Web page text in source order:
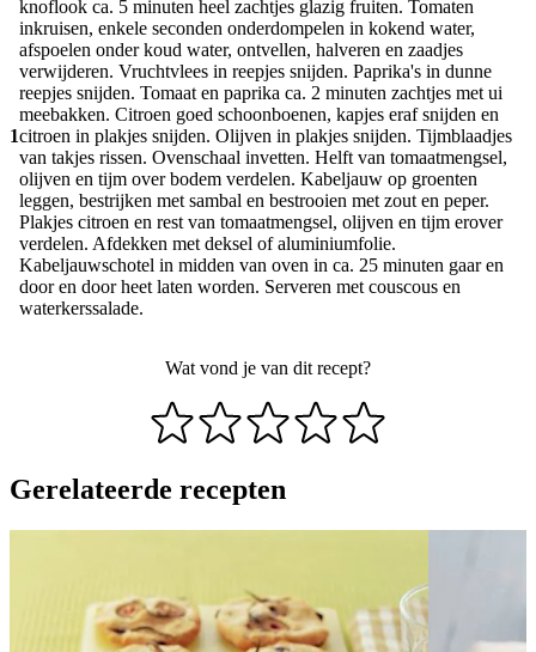
1
knoflook ca. 5 minuten heel zachtjes glazig fruiten. Tomaten
inkruisen, enkele seconden onderdompelen in kokend water,
afspoelen onder koud water, ontvellen, halveren en zaadjes
verwijderen. Vruchtvlees in reepjes snijden. Paprika's in dunne
reepjes snijden. Tomaat en paprika ca. 2 minuten zachtjes met ui
meebakken. Citroen goed schoonboenen, kapjes eraf snijden en
citroen in plakjes snijden. Olijven in plakjes snijden. Tijmblaadjes
van takjes rissen. Ovenschaal invetten. Helft van tomaatmengsel,
olijven en tijm over bodem verdelen. Kabeljauw op groenten
leggen, bestrijken met sambal en bestrooien met zout en peper.
Plakjes citroen en rest van tomaatmengsel, olijven en tijm erover
verdelen. Afdekken met deksel of aluminiumfolie.
Kabeljauwschotel in midden van oven in ca. 25 minuten gaar en
door en door heet laten worden. Serveren met couscous en
waterkerssalade.
Wat vond je van dit recept?
Gerelateerde recepten